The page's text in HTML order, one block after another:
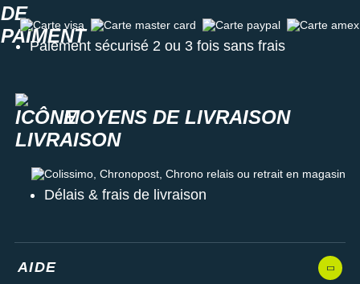
Carte visa Carte master card Carte paypal Carte amex
Paiement sécurisé 2 ou 3 fois sans frais
MOYENS DE LIVRAISON
Colissimo, Chronopost, Chrono relais ou retrait en magasin
Délais & frais de livraison
AIDE